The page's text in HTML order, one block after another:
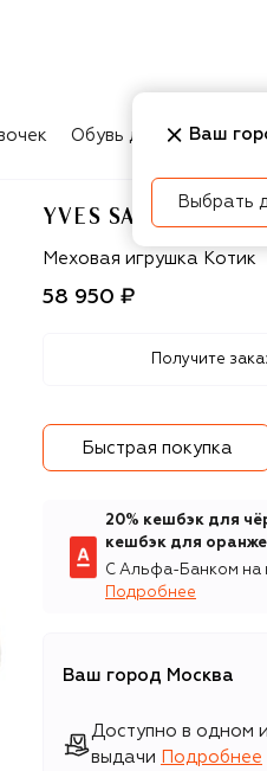
Обувь для мальчиков
YVES SALOMON
Yves Salomon Enfant
Меховая игрушка Котик
58 950 ₽
Получите
Быстрая покупка
20% кешбэк для
кешбэк для
С Альфа-Банком на
Подробнее
Ваш город Москва
Доступно в одном
выдачи
Подробнее
Ваш
Выбрать